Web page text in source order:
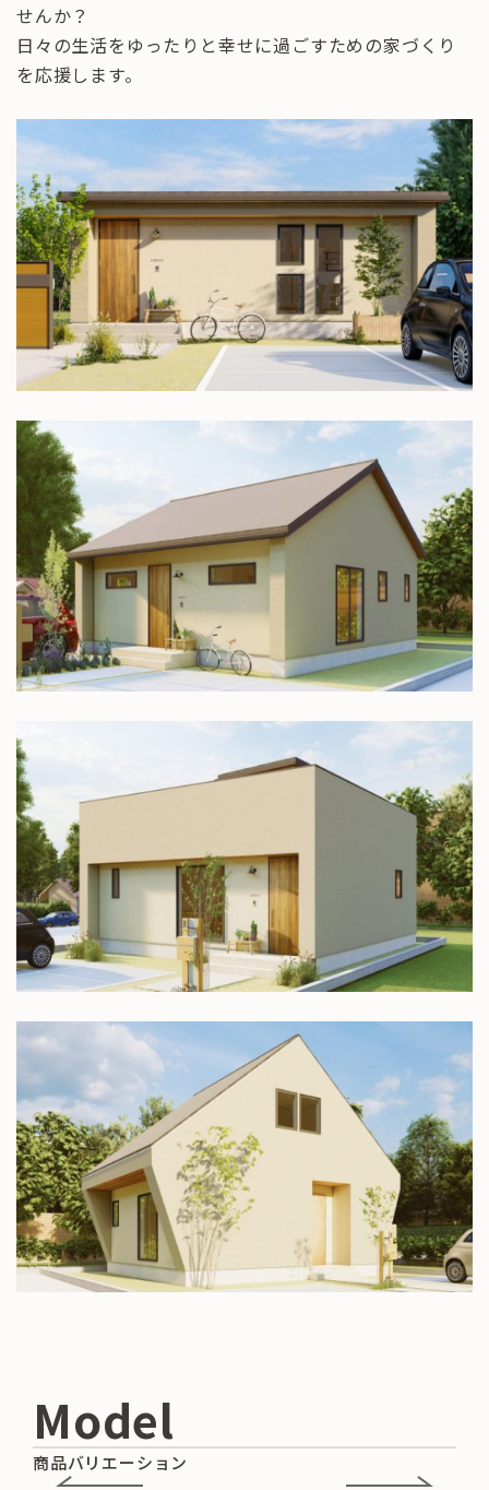
せんか？
日々の生活をゆったりと幸せに過ごすための家づくり
を応援します。
Model
商品バリエーション